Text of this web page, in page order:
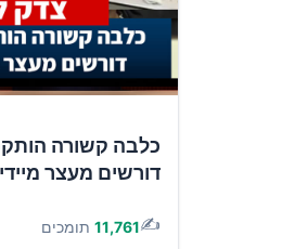
כלבה קשורה
דורשים מעצר
✍️
11,761 תומכים